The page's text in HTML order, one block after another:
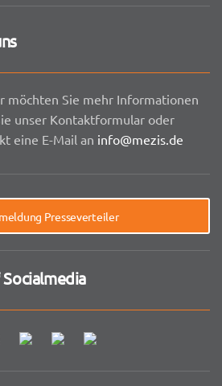
möchten Sie mehr Informationen
unser Kontaktformular oder
eine E-Mail an info@mezis.de
Presseverteiler